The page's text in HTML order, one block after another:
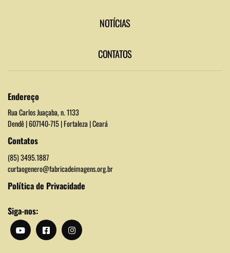
NOTÍCIAS
CONTATOS
Endereço
Rua Carlos Juaçaba, n. 1133
Dendê | 607140-715 | Fortaleza | Ceará
Contatos
(85) 3495.1887
curtaogenero@fabricadeimagens.org.br
Política de Privacidade
Siga-nos: